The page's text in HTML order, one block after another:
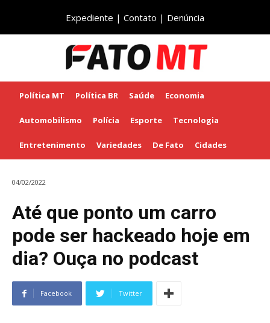
Expediente | Contato | Denúncia
Política MT Política BR Saúde Economia
Automobilismo Polícia Esporte Tecnologia
Entretenimento Variedades De Fato Cidades
04/02/2022
Até que ponto um carro
pode ser hackeado hoje em
dia? Ouça no podcast
Facebook Twitter